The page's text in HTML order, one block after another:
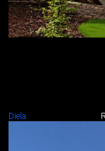
Diela